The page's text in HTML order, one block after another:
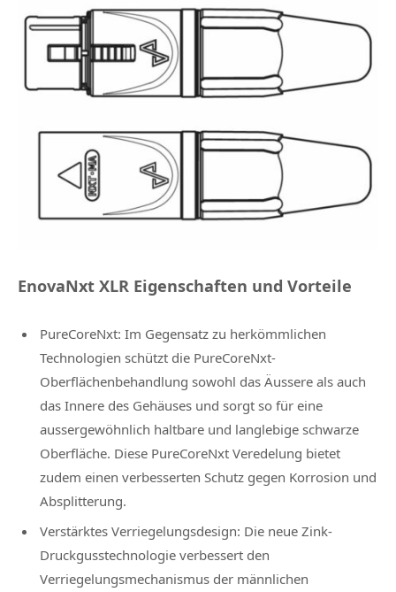
EnovaNxt XLR Eigenschaften und Vorteile
PureCoreNxt: Im Gegensatz zu herkömmlichen
Technologien schützt die PureCoreNxt-
Oberflächenbehandlung sowohl das Äussere als auch
das Innere des Gehäuses und sorgt so für eine
aussergewöhnlich haltbare und langlebige schwarze
Oberfläche. Diese PureCoreNxt Veredelung bietet
zudem einen verbesserten Schutz gegen Korrosion und
Absplitterung.
Verstärktes Verriegelungsdesign: Die neue Zink-
Druckgusstechnologie verbessert den
Verriegelungsmechanismus der männlichen